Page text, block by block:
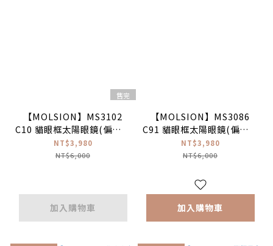
售完
【MOLSION】MS3102
C10 貓眼框太陽眼鏡(偏光鏡
片)♥ #趙麗穎配戴款
NT$3,980
NT$6,000
加入購物車
【MOLSION】MS3086
C91 貓眼框太陽眼鏡(偏光鏡
片)♥ #趙麗穎同款
NT$3,980
NT$6,000
加入購物車